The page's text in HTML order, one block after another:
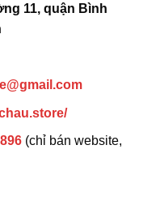
11, quận Bình
(chỉ bán website,